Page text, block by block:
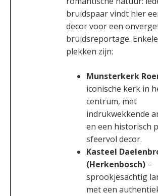
bruidspaar vindt hier
decor voor een
bruidsreportage.
plekken zijn:
Munsterkerk
iconische kerk in
centrum, met
indrukwekkende
en een historisch
sfeervol decor.
Kasteel
(Herkenbosch)–
sprookjesachtig
met een